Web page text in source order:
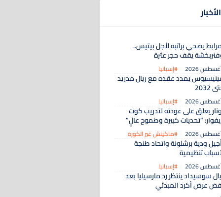
يضحي براتبه لأجل بيتيس..
يقف حجر عثرة
#إسبانيا
يمدد عقده مع ريال مدريد
2032
#إسبانيا
يعلق على عودته لتدريب كوت
“تحديات كبيرة وطموح عالٍ”
#ماكينش غير الكورة
ودية برشلونة واتحاد طنجة
تنظيمية
#إسبانيا
سوسيداد ينتظر رد مارسيليا بعد
عرض أكرد المبدئي